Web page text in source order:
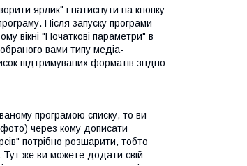
ярлик" і натиснути на кнопку
Після запуску програми
вікні "Початкові параметри" в
вами типу медіа-
підтримуваних форматів згідно
програмою списку, то ви
через кому дописати
потрібно розшарити, тобто
Тут же ви можете додати свій